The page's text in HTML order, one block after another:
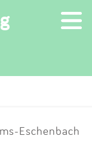
×
Eschenbach